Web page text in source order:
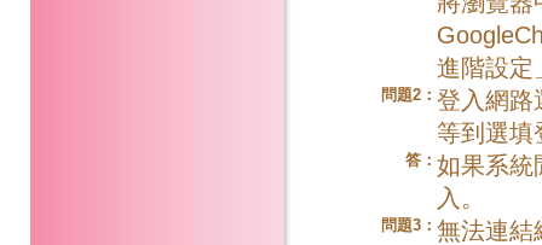
進階設
問題2： 登入網路
等到選填
答： 如果系統
入。
問題3： 無法連結